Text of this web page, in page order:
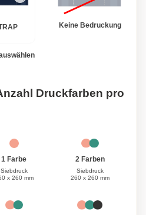
Keine Bedruckung
Druckfarben pro
1 Farbe
Siebdruck
x 260 mm
2 Farben
Siebdruck
260 x 260 mm